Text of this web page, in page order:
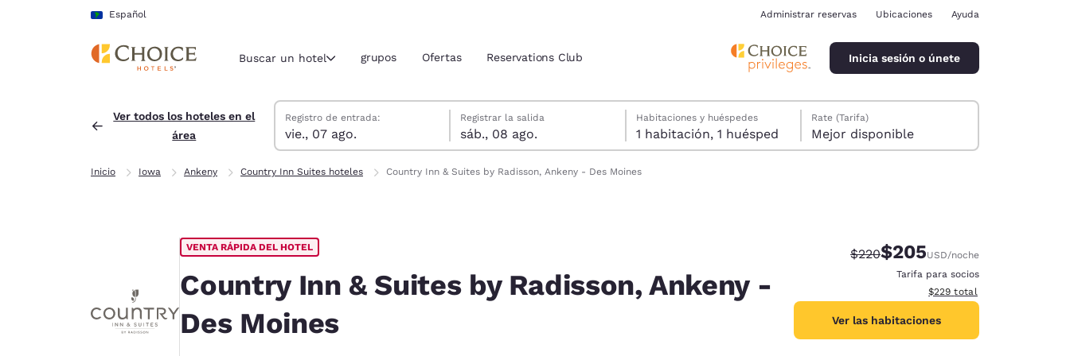
Pasar A Contenido Principal
Español
Región y ubicación actuales
Español
United States
Português
Administrar reservas Ubicaciones Ayuda
Buscar un hotel grupos Ofertas Reservations Club Inicia sesión o únete
Ver todos los hoteles en el
área
Buscar hoteles
viernes, 7 de agosto
Registro de entrada:
vie., 07 ago.
sábado, 8 de agosto
Registrar la salida
sáb., 08 ago.
sábado, 8 de agosto fecha de check-out seleccionada
viernes, 7 de agosto fecha de check-in seleccionada
Habitaciones y huéspedes
1 habitación, 1 huésped
Rate (Tarifa)
Mejor disponible
Inicio Iowa Ankeny Country Inn Suites hoteles Country Inn & Suites by Radisson, Ankeny - Des Moines
VENTA RÁPIDA DEL HOTEL
Country Inn & Suites by Radisson, Ankeny -
Des Moines
Precio tachado:
$220Precio con descuento:
$205USD/noche
Tarifa para socios
Ver detalles del total
$229 total
Ver las habitaciones